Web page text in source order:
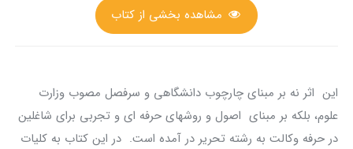
مشاهده بخشی از کتاب
این اثر نه بر مبنای چارچوب دانشگاهی و سرفصل مصوب وزارت
علوم، بلکه بر مبنای اصول و روشهای حرفه ای و تجربی برای شاغلین
در حرفه وکالت به رشته تحریر در آمده است. در این کتاب به کلیات